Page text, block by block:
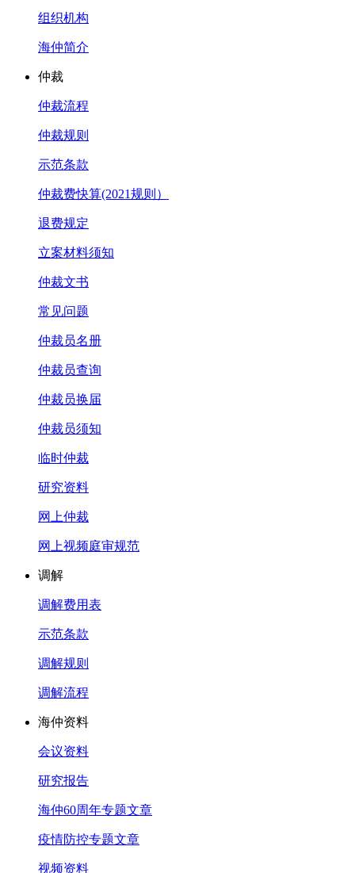
组织机构
海仲简介
仲裁
仲裁流程
仲裁规则
示范条款
仲裁费快算(2021规则）
退费规定
立案材料须知
仲裁文书
常见问题
仲裁员名册
仲裁员查询
仲裁员换届
仲裁员须知
临时仲裁
研究资料
网上仲裁
网上视频庭审规范
调解
调解费用表
示范条款
调解规则
调解流程
海仲资料
会议资料
研究报告
海仲60周年专题文章
疫情防控专题文章
视频资料